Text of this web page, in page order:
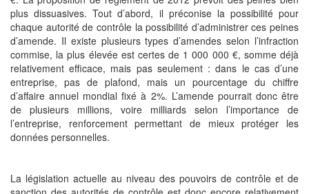
plus dissuasives. Tout d’abord, il préconise la possibilité pour
chaque autorité de contrôle la possibilité d’administrer ces peines
d’amende. Il existe plusieurs types d’amendes selon l’infraction
commise, la plus élevée est certes de 1 000 000 €, somme déjà
relativement efficace, mais pas seulement : dans le cas d’une
entreprise, pas de plafond, mais un pourcentage du chiffre
d’affaire annuel mondial fixé à 2%. L’amende pourrait donc être
de plusieurs millions, voire milliards selon l’importance de
l’entreprise, renforcement permettant de mieux protéger les
données personnelles.
La législation actuelle au niveau des pouvoirs de contrôle et de